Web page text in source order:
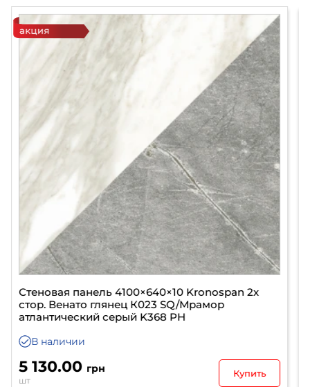
Стеновая панель 4100×640×10 Kronospan 2х
стор. Бетонный камень К350 RT/Дуб Барокко
ристретто К537 RW
В наличии
4 000.00грн
шт
Купить